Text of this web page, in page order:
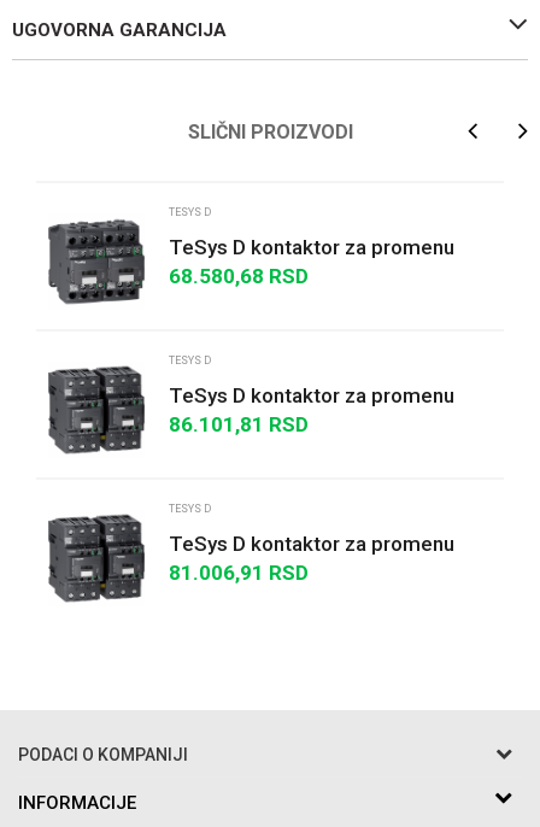
UGOVORNA GARANCIJA
Poruka
SLIČNI PROIZVODI
TESYS D
TeSys D kontaktor za promenu
smera-3P-<=440V-38 A AC-3-
68.580,68 RSD
TESYS D
TeSys D kontaktor za promenu
smera-3P-<=440V-50 A AC-3-
86.101,81 RSD
TESYS D
TeSys D kontaktor za promenu
smera-3P-<=440 V - 50 A AC-3 -
81.006,91 RSD
PODACI O KOMPANIJI
Razo DOO
INFORMACIJE